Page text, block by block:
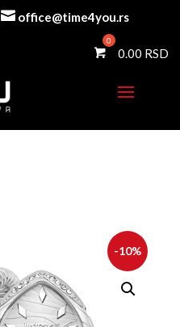
 office@time4you.rs
0.00
-10%